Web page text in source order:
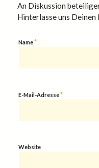
An Diskussion
Hinterlasse uns
Name*
E-Mail-Adresse*
Website